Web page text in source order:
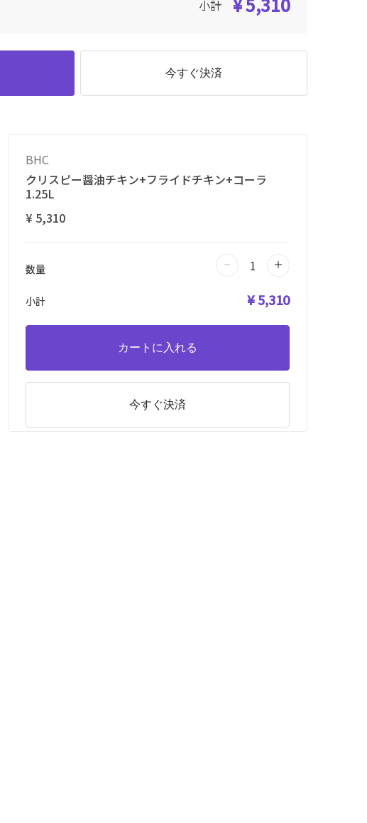
小計
今すぐ決済
BHC
クリスピー醤油チキン+フライドチキン+コーラ
1.25L
¥ 5,310
数量
小計 ¥ 5,310
カートに入れる
今すぐ決済